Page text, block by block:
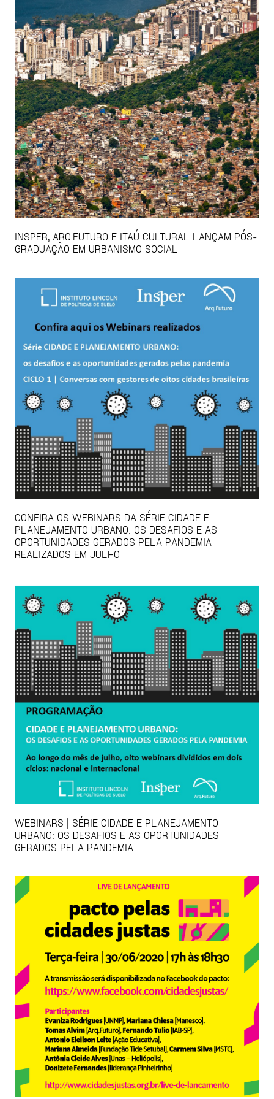
INSPER, ARQ.FUTURO E ITAÚ CULTURAL LANÇAM PÓS-
GRADUAÇÃO EM URBANISMO SOCIAL
CONFIRA OS WEBINARS DA SÉRIE CIDADE E
PLANEJAMENTO URBANO: OS DESAFIOS E AS
OPORTUNIDADES GERADOS PELA PANDEMIA
REALIZADOS EM JULHO
WEBINARS | SÉRIE CIDADE E PLANEJAMENTO
URBANO: OS DESAFIOS E AS OPORTUNIDADES
GERADOS PELA PANDEMIA